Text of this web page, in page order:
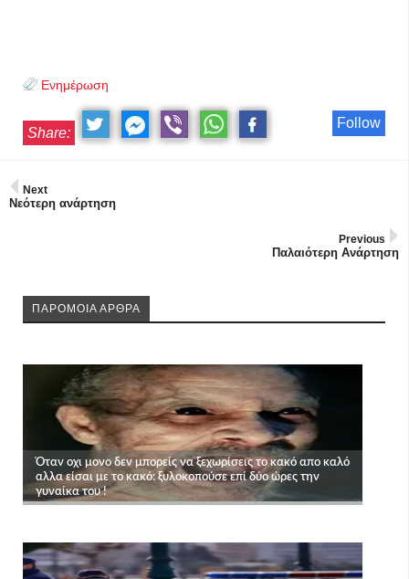
Ενημέρωση
Follow
Share:
Next
Νεότερη ανάρτηση
Previous
Παλαιότερη Ανάρτηση
ΠΑΡΟΜΟΙΑ ΑΡΘΡΑ